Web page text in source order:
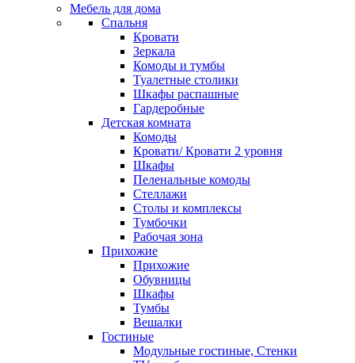
Мебель для дома
Спальня
Кровати
Зеркала
Комоды и тумбы
Туалетные столики
Шкафы распашные
Гардеробные
Детская комната
Комоды
Кровати/ Кровати 2 уровня
Шкафы
Пеленальные комоды
Стеллажи
Столы и комплексы
Тумбочки
Рабочая зона
Прихожие
Прихожие
Обувницы
Шкафы
Тумбы
Вешалки
Гостиные
Модульные гостиные, Стенки